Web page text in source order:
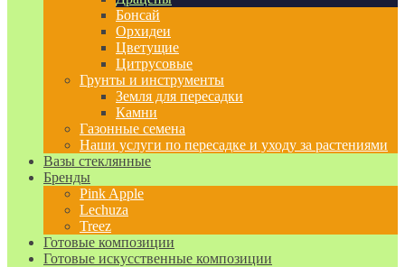
Бонсай
Орхидеи
Цветущие
Цитрусовые
Грунты и инструменты
Земля для пересадки
Камни
Газонные семена
Наши услуги по пересадке и уходу за растениями
Вазы стеклянные
Бренды
Pink Apple
Lechuza
Treez
Готовые композиции
Готовые искусственные композиции